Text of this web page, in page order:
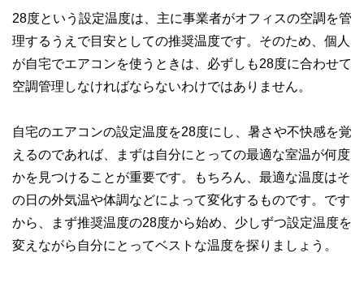
28度という設定温度は、主に事業者がオフィスの空調を管
理するうえで目安としての推奨温度です。そのため、個人
が自宅でエアコンを使うときは、必ずしも28度に合わせて
空調管理しなければならないわけではありません。
自宅のエアコンの設定温度を28度にし、暑さや不快感を覚
えるのであれば、まずは自分にとっての最適な室温が何度
かを見つけることが重要です。もちろん、最適な温度はそ
の日の外気温や体調などによって変化するものです。です
から、まず推奨温度の28度から始め、少しずつ設定温度を
変えながら自分にとってベストな温度を探りましょう。